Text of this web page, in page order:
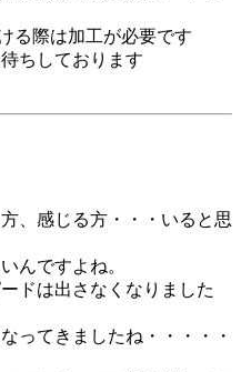
る際は加工が必要です
ちしております
、感じる方・・・いると思
んですよね。
ドは出さなくなりました
ってきましたね・・・・・